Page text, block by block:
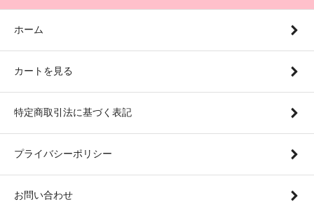
ホーム
カートを見る
特定商取引法に基づく表記
プライバシーポリシー
お問い合わせ